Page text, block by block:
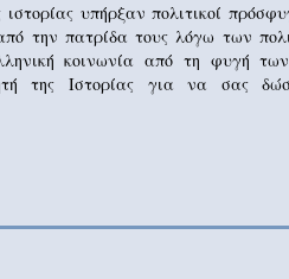
υπήρξαν πολιτικοί
την πατρίδα τους λόγω των
κοινωνία από τη φυγή των
της Ιστορίας για να σας